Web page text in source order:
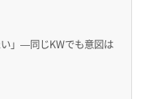
い」—同じKWでも意図は